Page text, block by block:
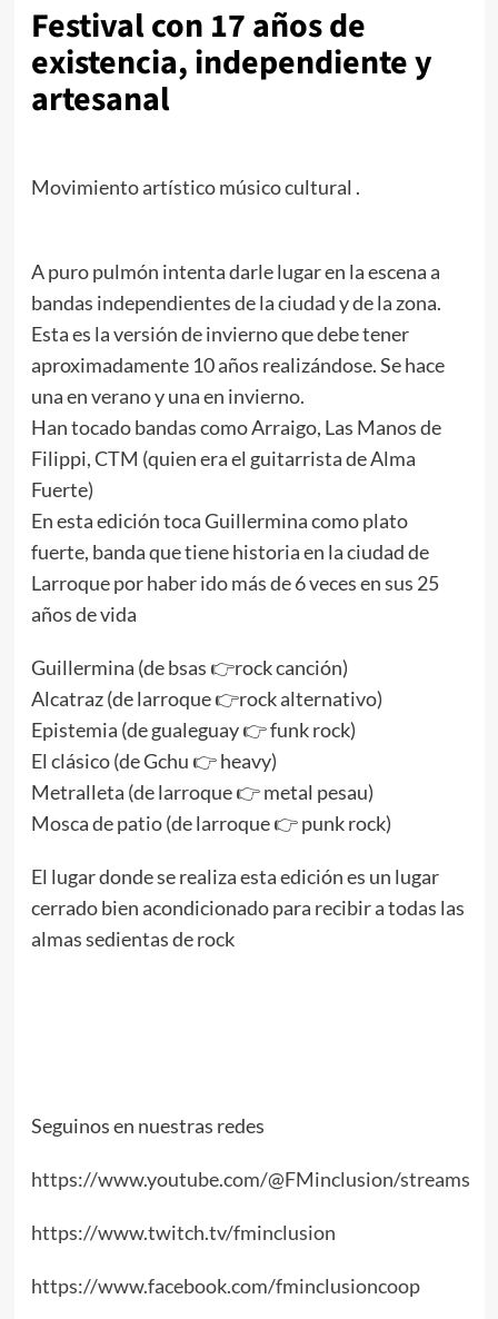
Festival con 17 años de
existencia, independiente y
artesanal
Movimiento artístico músico cultural .
A puro pulmón intenta darle lugar en la escena a
bandas independientes de la ciudad y de la zona.
Esta es la versión de invierno que debe tener
aproximadamente 10 años realizándose. Se hace
una en verano y una en invierno.
Han tocado bandas como Arraigo, Las Manos de
Filippi, CTM (quien era el guitarrista de Alma
Fuerte)
En esta edición toca Guillermina como plato
fuerte, banda que tiene historia en la ciudad de
Larroque por haber ido más de 6 veces en sus 25
años de vida
Guillermina (de bsas 👉rock canción)
Alcatraz (de larroque 👉rock alternativo)
Epistemia (de gualeguay 👉 funk rock)
El clásico (de Gchu 👉 heavy)
Metralleta (de larroque 👉 metal pesau)
Mosca de patio (de larroque 👉 punk rock)
El lugar donde se realiza esta edición es un lugar
cerrado bien acondicionado para recibir a todas las
almas sedientas de rock
Seguinos en nuestras redes
https://www.youtube.com/@FMinclusion/streams
https://www.twitch.tv/fminclusion
https://www.facebook.com/fminclusioncoop